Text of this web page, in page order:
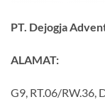
PT. Dejogja
ALAMAT:
G9, RT.06/RW.36,